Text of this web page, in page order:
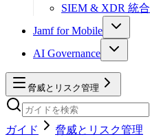
SIEM & XDR 統合
Jamf for Mobile
AI Governance
脅威とリスク管理
ガイド 脅威とリスク管理